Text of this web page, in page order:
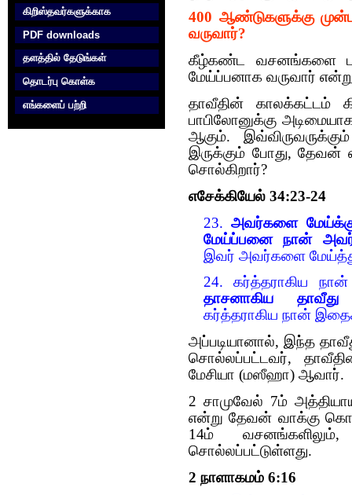
கிறிஸ்தவர்களுக்காக‌
PDF downloads
தளத்தில் தேடுங்கள்
தொடர்பு கொள்க‌
எங்களைப் பற்றி
400 ஆண்டுகளுக்கு
வருவார்?
கீழ்கண்ட வசனங்களை
மேய்ப்பனாக வருவார்
தாவீதின் காலக்கட்டம்
பாபிலோனுக்கு
ஆகும்.
இருக்கும் போது, தேவன்
சொல்கிறார்?
எசேக்கியேல் 34:23-24
23.அவர்களை
மேய்ப்பனை நான்
இவர் அவர்களை
24. கர்த்தராகிய
தாசனாகிய தாவீது
கர்த்தராகிய நான்
அப்படியானால், இந்த
சொல்லப்பட்டவர்,
மேசியா (மஸீஹா) ஆவார்.
2 சாமுவேல் 7ம்
என்று தேவன் வாக்கு
14ம்
சொல்லப்பட்டுள்ளது.
2 நாளாகமம் 6:16